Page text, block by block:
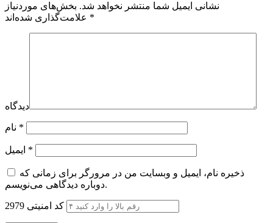
نشانی ایمیل شما منتشر نخواهد شد. بخش‌های موردنیاز
*
دیدگاه
*
*
ذخیره نام، ایمیل و وبسایت من در مرورگر برای زمانی که
دوباره دیدگاهی می‌نویسم.
کد امنیتی 2979